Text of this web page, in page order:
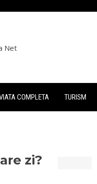
COMPLETA TURISM
zi?